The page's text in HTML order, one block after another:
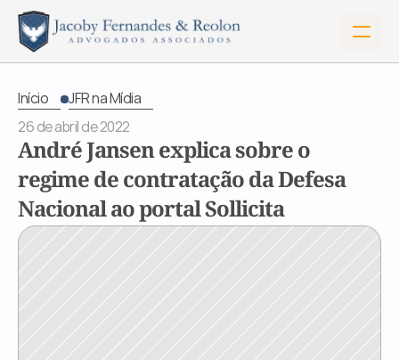
Início
JFR na Mídia
26 de abril de 2022
André Jansen explica sobre o
regime de contratação da Defesa
Nacional ao portal Sollicita